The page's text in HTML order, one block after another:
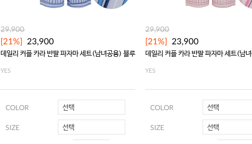
29,900
[21%] 23,900
데일리 커플 카라 반팔 파자마 세트(남녀공용) 블루
YES
COLOR 선택
SIZE 선택
29,900
[21%] 23,900
데일리 커플 카라 반팔 파자마 세트(남
YES
COLOR 선택
SIZE 선택